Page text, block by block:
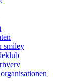
smiley